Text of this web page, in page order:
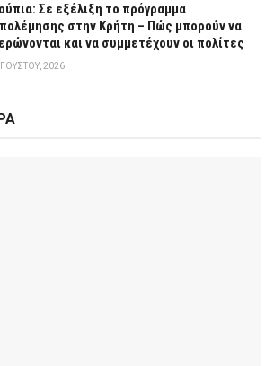
Σε εξέλιξη το πρόγραμμα
στην Κρήτη – Πώς μπορούν να
και να συμμετέχουν οι πολίτες
2026